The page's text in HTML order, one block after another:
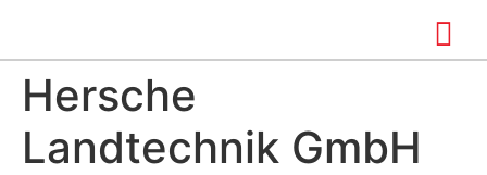
Hersche
Landtechnik GmbH